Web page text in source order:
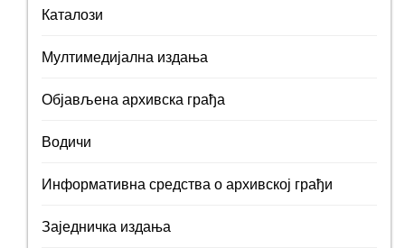
Каталози
Мултимедијална издања
Објављена архивска грађа
Водичи
Информативна средства о архивској грађи
Заједничка издања